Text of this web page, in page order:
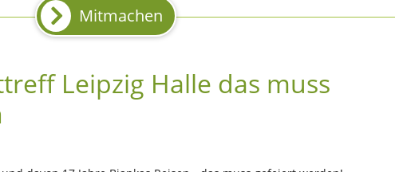
Mitmachen
Leipzig Halle das muss